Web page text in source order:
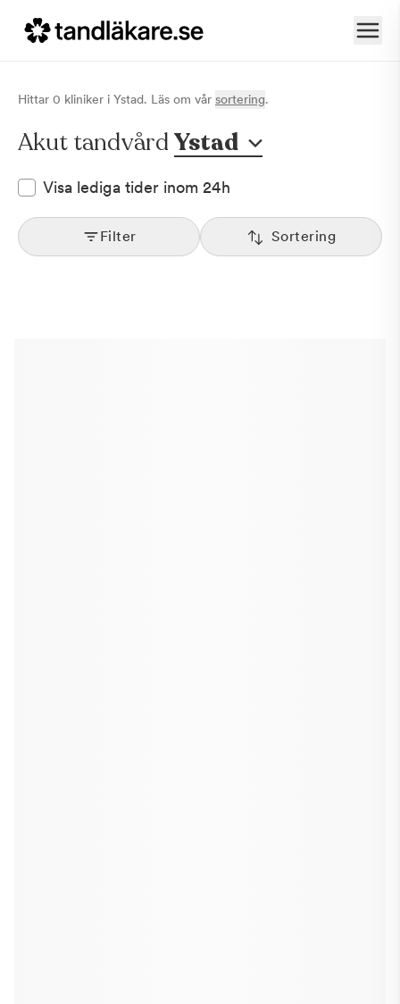
Hittar 0 kliniker i Ystad. Läs om vår sortering.
Akut tandvård Ystad
Visa lediga tider inom 24h
Filter Sortering